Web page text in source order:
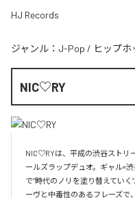
HJ Records
ジャンル： J-Pop / ヒップ
NIC♡RY
NIC♡RYは、平成の渋谷ストリ
ールズラップデュオ。ギャル×
で“時代のノリを塗り替えてい
ーヴと中毒性のあるフレーズで